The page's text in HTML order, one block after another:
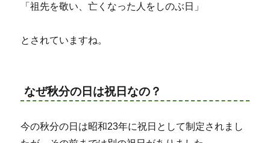
「祖先を敬い、亡くなった人をしのぶ日」
とされていますね。
なぜ秋分の日は祝日なの？
今の秋分の日は昭和23年に祝日として制定されまし